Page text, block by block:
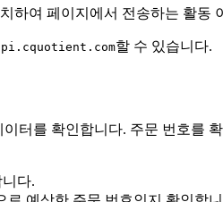
하여 페이지에서 전송하는 활동
할 수 있습니다.
이터를 확인합니다. 주문 번호를
다.